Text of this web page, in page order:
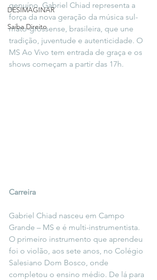
DESIMAGINAR
Saiba Direito
genuíno, Gabriel Chiad representa a
força da nova geração da música sul-
mato-grossense, brasileira, que une
tradição, juventude e autenticidade. O
MS Ao Vivo tem entrada de graça e os
shows começam a partir das 17h.
Carreira
Gabriel Chiad nasceu em Campo
Grande – MS e é multi-instrumentista.
O primeiro instrumento que aprendeu
foi o violão, aos sete anos, no Colégio
Salesiano Dom Bosco, onde
completou o ensino médio. De lá para